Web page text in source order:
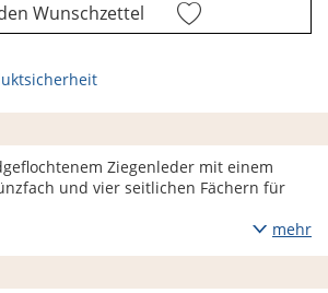
Wunschzettel
Ziegenleder mit einem
und vier seitlichen Fächern für
mehr